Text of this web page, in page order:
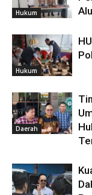
Hukum
Hukum
Daerah